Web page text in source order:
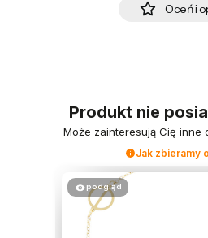
Oceń i
Produkt nie
Może zainteresują Cię inne
Jak zbieramy
podgląd